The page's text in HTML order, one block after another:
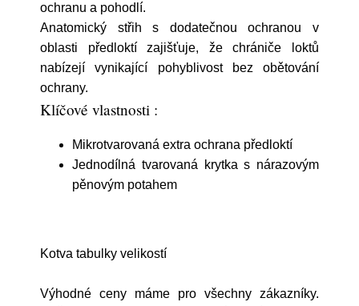
ochranu a pohodlí.
Anatomický střih s dodatečnou ochranou v
oblasti předloktí zajišťuje, že chrániče loktů
nabízejí vynikající pohyblivost bez obětování
ochrany.
Klíčové vlastnosti :
Mikrotvarovaná extra ochrana předloktí
Jednodílná tvarovaná krytka s nárazovým
pěnovým potahem
Kotva tabulky velikostí
Výhodné ceny máme pro všechny zákazníky.